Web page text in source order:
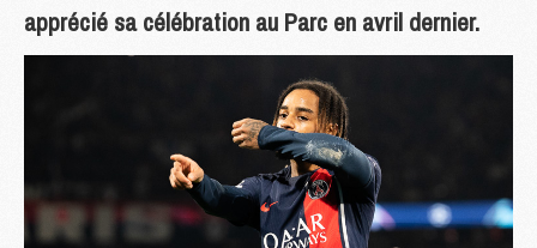
apprécié sa célébration au Parc en avril dernier.